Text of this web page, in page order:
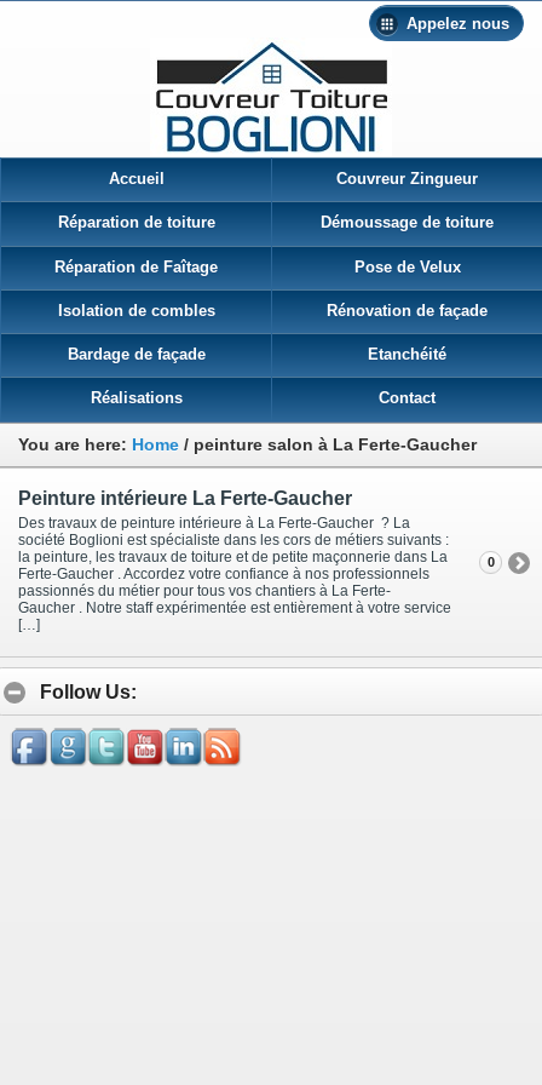
Appelez nous
Accueil Couvreur Zingueur
Réparation de toiture Démoussage de toiture
Réparation de Faîtage Pose de Velux
Isolation de combles Rénovation de façade
Bardage de façade Etanchéité
Réalisations Contact
You are here: Home / peinture salon à La Ferte-Gaucher
Peinture intérieure La Ferte-Gaucher
Des travaux de peinture intérieure à La Ferte-Gaucher ? La
société Boglioni est spécialiste dans les cors de métiers suivants :
la peinture, les travaux de toiture et de petite maçonnerie dans La
Ferte-Gaucher . Accordez votre confiance à nos professionnels
passionnés du métier pour tous vos chantiers à La Ferte-
Gaucher . Notre staff expérimentée est entièrement à votre service
[…]
0
Follow Us: